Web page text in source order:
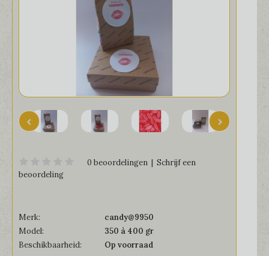
0 beoordelingen | Schrijf een
beoordeling
Merk:
candy@9950
Model:
350 à 400 gr
Beschikbaarheid:
Op voorraad